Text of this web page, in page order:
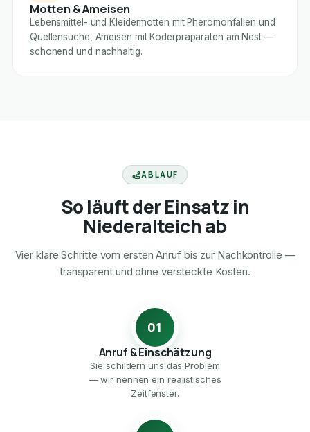
Motten & Ameisen
Lebensmittel- und Kleidermotten mit Pheromonfallen und
Quellensuche, Ameisen mit Köderpräparaten am Nest —
schonend und nachhaltig.
ABLAUF
So läuft der Einsatz in
Niederalteich ab
Vier klare Schritte vom ersten Anruf bis zur Nachkontrolle —
transparent und ohne versteckte Kosten.
01
Anruf & Einschätzung
Sie schildern uns das Problem
— wir nennen ein realistisches
Zeitfenster.